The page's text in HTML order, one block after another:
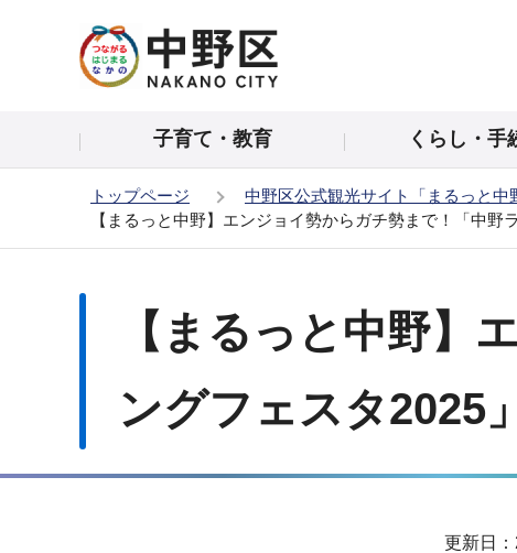
の
子育て・教育 くらし・手
トップページ 中野区公式観光サイト「まるっと中
【まるっと中野】エンジョイ勢からガチ勢まで！「中野
【まるっと中野】
ングフェスタ2025」
更新日